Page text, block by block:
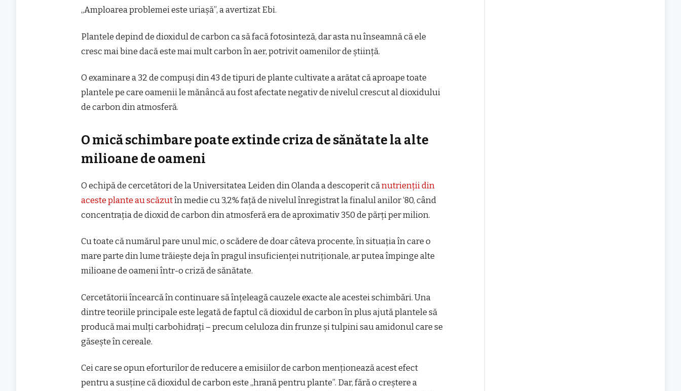
„Amploarea problemei este uriașă”, a avertizat Ebi.
Plantele depind de dioxidul de carbon ca să facă fotosinteză, dar asta nu înseamnă că ele
cresc mai bine dacă este mai mult carbon în aer, potrivit oamenilor de știință.
O examinare a 32 de compuși din 43 de tipuri de plante cultivate a arătat că aproape toate
plantele pe care oamenii le mănâncă au fost afectate negativ de nivelul crescut al dioxidului
de carbon din atmosferă.
O mică schimbare poate extinde criza de sănătate la alte
milioane de oameni
O echipă de cercetători de la Universitatea Leiden din Olanda a descoperit cănutrienții din
aceste plante au scăzutîn medie cu 3,2% față de nivelul înregistrat la finalul anilor ‘80, când
concentrația de dioxid de carbon din atmosferă era de aproximativ 350 de părți per milion.
Cu toate că numărul pare unul mic, o scădere de doar câteva procente, în situația în care o
mare parte din lume trăiește deja în pragul insuficienței nutriționale, ar putea împinge alte
milioane de oameni într-o criză de sănătate.
Cercetătorii încearcă în continuare să înțeleagă cauzele exacte ale acestei schimbări. Una
dintre teoriile principale este legată de faptul că dioxidul de carbon în plus ajută plantele să
producă mai mulți carbohidrați – precum celuloza din frunze și tulpini sau amidonul care se
găsește în cereale.
Cei care se opun eforturilor de reducere a emisiilor de carbon menționează acest efect
pentru a susține că dioxidul de carbon este „hrană pentru plante”. Dar, fără o creștere a